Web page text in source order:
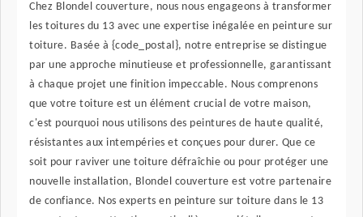
Chez Blondel couverture, nous nous engageons à transformer
les toitures du 13 avec une expertise inégalée en peinture sur
toiture. Basée à {code_postal}, notre entreprise se distingue
par une approche minutieuse et professionnelle, garantissant
à chaque projet une finition impeccable. Nous comprenons
que votre toiture est un élément crucial de votre maison,
c'est pourquoi nous utilisons des peintures de haute qualité,
résistantes aux intempéries et conçues pour durer. Que ce
soit pour raviver une toiture défraîchie ou pour protéger une
nouvelle installation, Blondel couverture est votre partenaire
de confiance. Nos experts en peinture sur toiture dans le 13